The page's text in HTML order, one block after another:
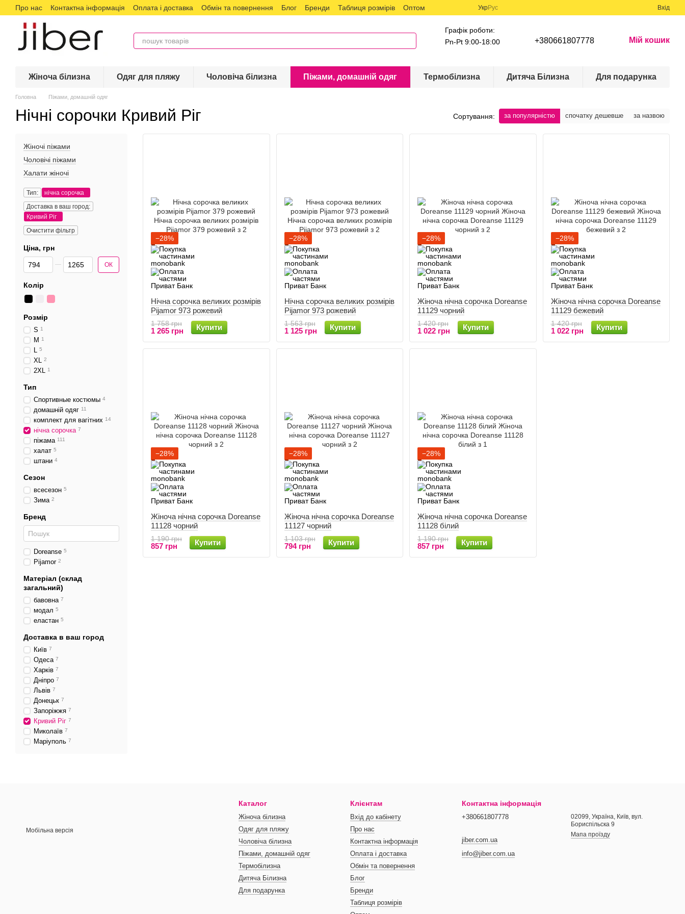
Перейти до основного контенту
Про нас Контактна інформація Оплата і доставка Обмін та повернення Блог Бренди Таблиця розмірів Оптом УкрРус Вхід
Графік роботи:
Pn-Pt 9:00-18:00
+380661807778 Мій кошик
Жіноча білизна Одяг для пляжу Чоловіча білизна Піжами, домашній одяг Термобілизна Дитяча Білизна Для подарунка
Головна Піжами, домашній одяг
Нічні сорочки Кривий Ріг Сортування: за популярністю спочатку дешевше за назвою
−28%
Нічна сорочка великих розмірів
Pijamor 973 рожевий
1 758 грн
1 265 грн Купити
−28%
Нічна сорочка великих розмірів
Pijamor 973 рожевий
1 563 грн
1 125 грн Купити
−28%
Жіноча нічна сорочка Doreanse
11129 чорний
1 420 грн
1 022 грн Купити
−28%
Жіноча нічна сорочка Doreanse
11129 бежевий
1 420 грн
1 022 грн Купити
−28%
Жіноча нічна сорочка Doreanse
11128 чорний
1 190 грн
857 грн Купити
−28%
Жіноча нічна сорочка Doreanse
11127 чорний
1 103 грн
794 грн Купити
−28%
Жіноча нічна сорочка Doreanse
11128 білий
1 190 грн
857 грн Купити
Жіночі піжами
Чоловічі піжами
Халати жіночі
Тип:
нічна сорочка
Доставка в ваш город:
Кривий Ріг
Очистити фільтр
Ціна, грн
Від Ціна, грн
До Ціна, грн ОК
Колір
Розмір
S 1
M 1
L 5
XL 2
2XL 1
Тип
Спортивные костюмы 4
домашній одяг 11
комплект для вагітних 14
нічна сорочка 7
піжама 111
халат 5
штани 4
Сезон
всесезон 5
Зима 2
Бренд
Doreanse 5
Pijamor 2
Матеріал (склад
загальний)
бавовна 7
модал 5
еластан 5
Доставка в ваш город
Київ 7
Одеса 7
Харків 7
Дніпро 7
Львів 7
Донецьк 7
Запоріжжя 7
Кривий Ріг 7
Миколаїв 7
Маріуполь 7
Мобільна версія
Каталог
Жіноча білизна
Одяг для пляжу
Чоловіча білизна
Піжами, домашній одяг
Термобілизна
Дитяча Білизна
Для подарунка
Клієнтам
Вхід до кабінету
Про нас
Контактна інформація
Оплата і доставка
Обмін та повернення
Блог
Бренди
Таблиця розмірів
Контактна інформація
+380661807778
jiber.com.ua
info@jiber.com.ua
02099, Україна, Київ, вул.
Бориспільска 9
Мапа проїзду